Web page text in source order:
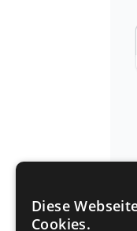
Diese
Cookies.